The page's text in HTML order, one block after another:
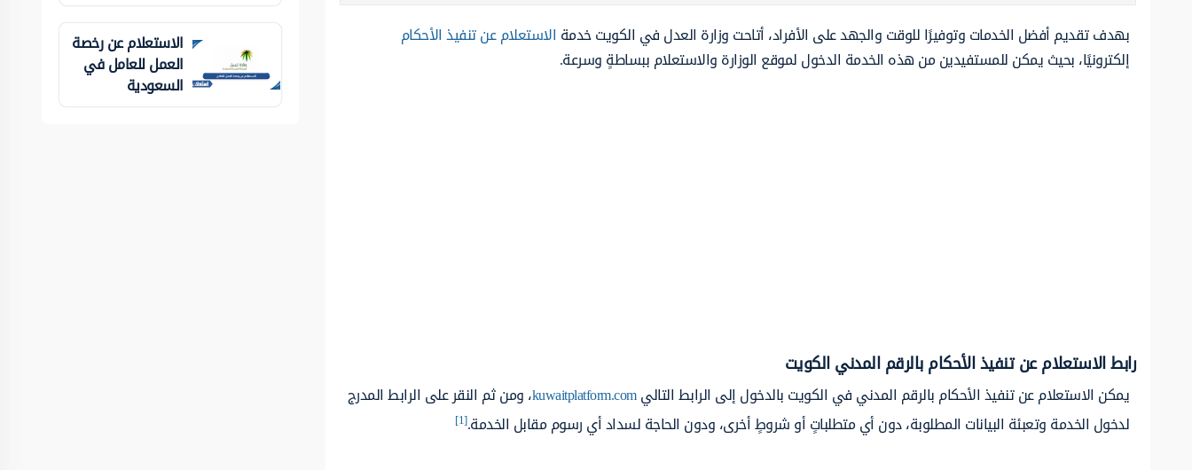
بهدف تقديم أفضل الخدمات وتوفيرًا للوقت والجهد على الأفراد، أتاحت وزارة العدل في الكويت خدمة الاستعلام عن تنفيذ الأحكام
إلكترونيًا، بحيث يمكن للمستفيدين من هذه الخدمة الدخول لموقع الوزارة والاستعلام ببساطةٍ وسرعة.
رابط الاستعلام عن تنفيذ الأحكام بالرقم المدني الكويت
يمكن الاستعلام عن تنفيذ الأحكام بالرقم المدني في الكويت بالدخول إلى الرابط التاليkuwaitplatform.com، ومن ثم النقر على الرابط المدرج
لدخول الخدمة وتعبئة البيانات المطلوبة، دون أي متطلباتٍ أو شروطٍ أخرى، ودون الحاجة لسداد أي رسوم مقابل الخدمة.[1]
الاستعلام عن رخصة
العمل للعامل في
السعودية